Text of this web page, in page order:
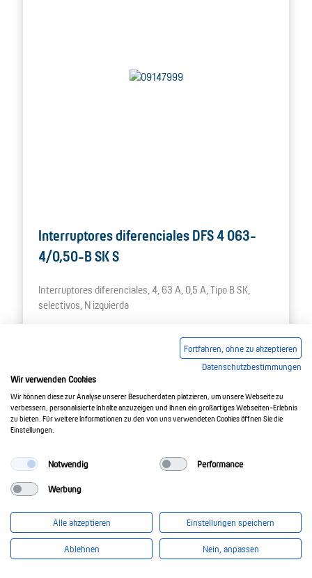
Interruptores diferenciales DFS 4 063-
4/0,50-B SK S
Interruptores diferenciales, 4, 63 A, 0,5 A, Tipo B SK,
selectivos, N izquierda
Fortfahren, ohne zu akzeptieren
Datenschutzbestimmungen
Wir verwenden Cookies
Wir können diese zur Analyse unserer Besucherdaten platzieren, um unsere Webseite zu
verbessern, personalisierte Inhalte anzuzeigen und Ihnen ein großartiges Webseiten-Erlebnis
zu bieten. Für weitere Informationen zu den von uns verwendeten Cookies öffnen Sie die
Einstellungen.
Notwendig Performance
Werbung
Alle akzeptieren Einstellungen speichern
Ablehnen Nein, anpassen